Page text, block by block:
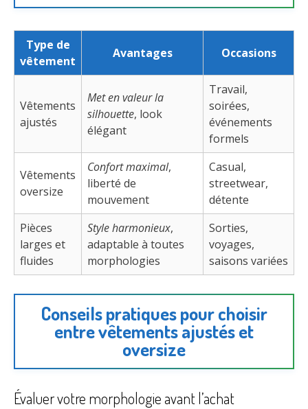
Type de
vêtement
Avantages Occasions
Vêtements
ajustés
Met en valeur la
silhouette, look
élégant
Travail,
soirées,
événements
formels
Vêtements
oversize
Confort maximal,
liberté de
mouvement
Casual,
streetwear,
détente
Pièces
larges et
fluides
Style harmonieux,
adaptable à toutes
morphologies
Sorties,
voyages,
saisons variées
Conseils pratiques pour choisir
entre vêtements ajustés et
oversize
Évaluer votre morphologie avant l’achat